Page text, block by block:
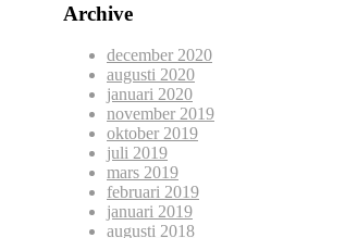
Archive
december 2020
augusti 2020
januari 2020
november 2019
oktober 2019
juli 2019
mars 2019
februari 2019
januari 2019
augusti 2018